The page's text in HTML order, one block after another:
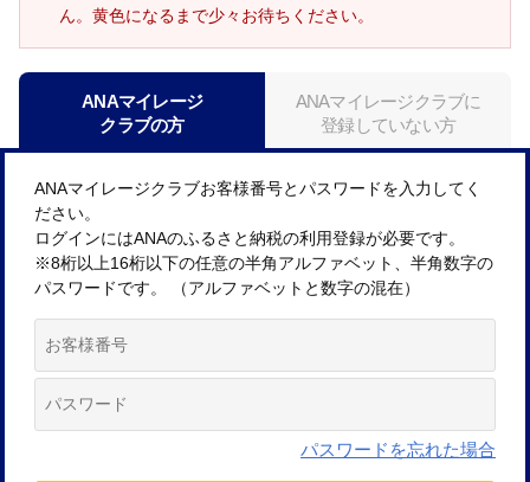
ん。黄色になるまで少々お待ちください。
ANAマイレージ
クラブの方
ANAマイレージクラブに
登録していない方
ANAマイレージクラブお客様番号とパスワードを入力してく
ださい。
ログインにはANAのふるさと納税の利用登録が必要です。
※8桁以上16桁以下の任意の半角アルファベット、半角数字の
パスワードです。 （アルファベットと数字の混在）
パスワードを忘れた場合